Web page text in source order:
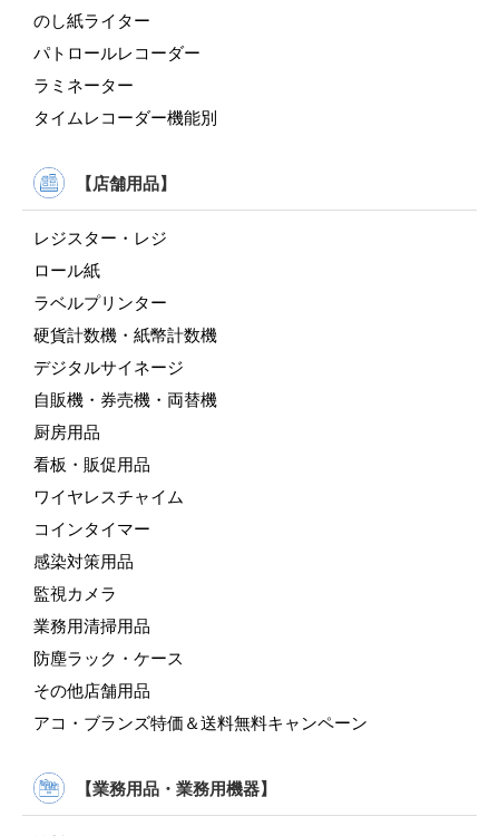
のし紙ライター
パトロールレコーダー
ラミネーター
タイムレコーダー機能別
【店舗用品】
レジスター・レジ
ロール紙
ラベルプリンター
硬貨計数機・紙幣計数機
デジタルサイネージ
自販機・券売機・両替機
厨房用品
看板・販促用品
ワイヤレスチャイム
コインタイマー
感染対策用品
監視カメラ
業務用清掃用品
防塵ラック・ケース
その他店舗用品
アコ・ブランズ特価＆送料無料キャンペーン
【業務用品・業務用機器】